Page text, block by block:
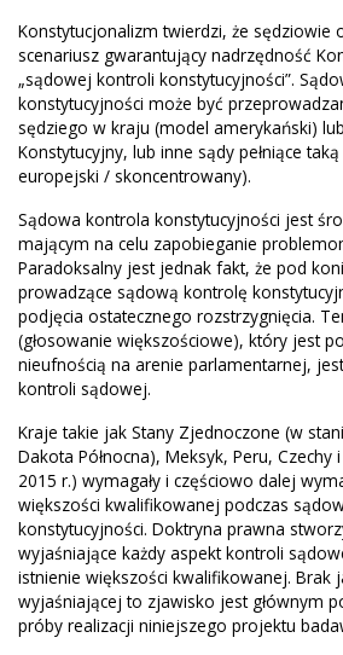
Konstytucjonalizm twierdzi, że sędziowie
scenariusz gwarantujący nadrzędność
„sądowej kontroli konstytucyjności”.
konstytucyjności może być
sędziego w kraju (model amerykański)
Konstytucyjny, lub inne sądy pełniące
europejski / skoncentrowany).
Sądowa kontrola konstytucyjności jest
mającym na celu zapobieganie
Paradoksalny jest jednak fakt, że pod
prowadzące sądową kontrolę
podjęcia ostatecznego rozstrzygnięcia.
(głosowanie większościowe), który jest
nieufnością na arenie parlamentarnej,
kontroli sądowej.
Kraje takie jak Stany Zjednoczone (w
Dakota Północna), Meksyk, Peru,
2015 r.) wymagały i częściowo dalej
większości kwalifikowanej podczas
konstytucyjności. Doktryna prawna
wyjaśniające każdy aspekt kontroli
istnienie większości kwalifikowanej. Brak
wyjaśniającej to zjawisko jest głównym
próby realizacji niniejszego projektu